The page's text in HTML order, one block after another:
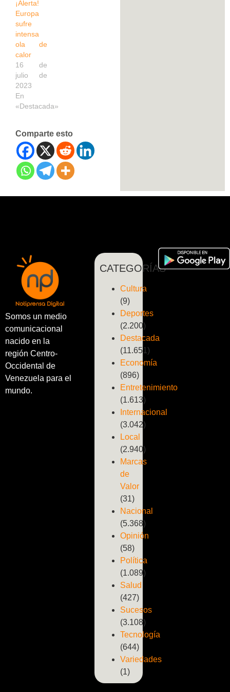
¡Alerta!
Europa
sufre
intensa
ola de
calor
16 de
julio de
2023
En
«Destacada»
Comparte esto
Somos un medio
comunicacional
nacido en la
región Centro-
Occidental de
Venezuela para el
mundo.
CATEGORÍAS
Cultura
(9)
Deportes
(2.200)
Destacada
(11.651)
Economía
(896)
Entretenimiento
(1.613)
Internacional
(3.042)
Local
(2.940)
Marcas
de
Valor
(31)
Nacional
(5.368)
Opinión
(58)
Política
(1.089)
Salud
(427)
Sucesos
(3.108)
Tecnología
(644)
Variedades
(1)